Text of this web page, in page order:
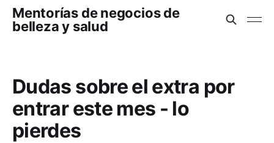
Mentorías de negocios de
belleza y salud
Dudas sobre el extra por
entrar este mes - lo
pierdes